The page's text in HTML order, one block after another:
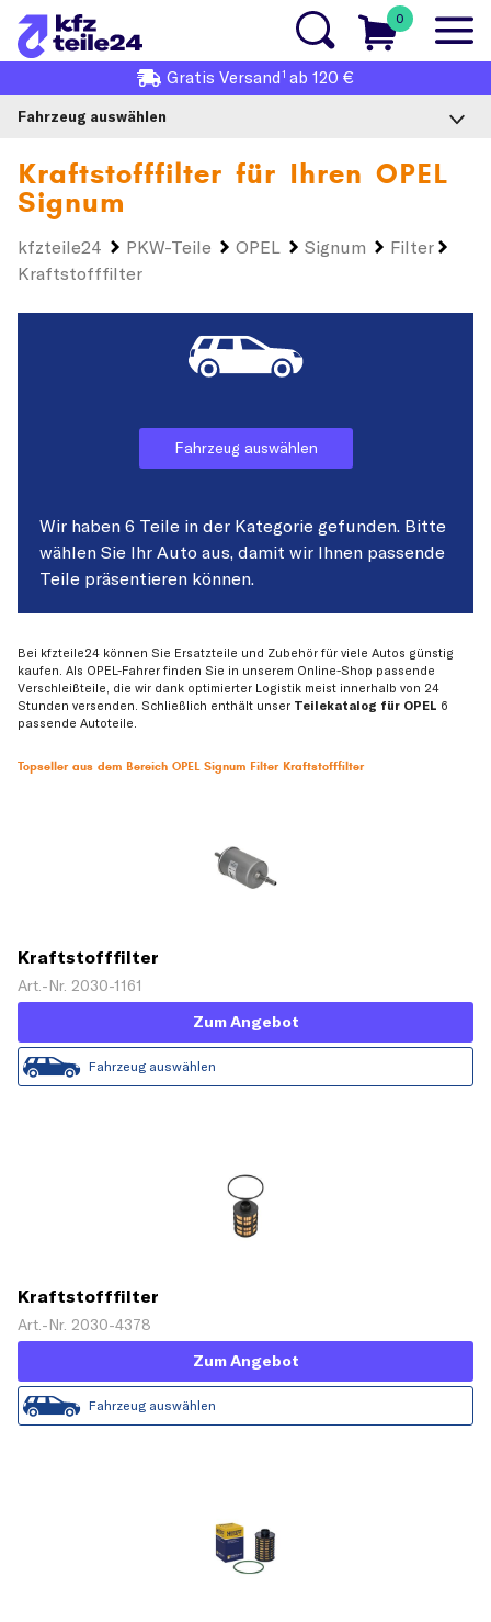
0
Gratis Versand1 ab 120 €
Fahrzeug auswählen
Kraftstofffilter für Ihren OPEL
Signum
kfzteile24 PKW-Teile OPEL Signum
Filter
Kraftstofffilter
Fahrzeug auswählen
Wir haben 6 Teile in der Kategorie gefunden. Bitte
wählen Sie Ihr Auto aus, damit wir Ihnen passende
Teile präsentieren können.
Bei kfzteile24 können Sie Ersatzteile und Zubehör für viele Autos günstig
kaufen. Als OPEL-Fahrer finden Sie in unserem Online-Shop passende
Verschleißteile, die wir dank optimierter Logistik meist innerhalb von 24
Stunden versenden. Schließlich enthält unser Teilekatalog für OPEL 6
passende Autoteile.
Topseller aus dem Bereich OPEL Signum Filter Kraftstofffilter
Kraftstofffilter
Art.-Nr. 2030-1161
Zum Angebot
Fahrzeug auswählen
Kraftstofffilter
Art.-Nr. 2030-4378
Zum Angebot
Fahrzeug auswählen